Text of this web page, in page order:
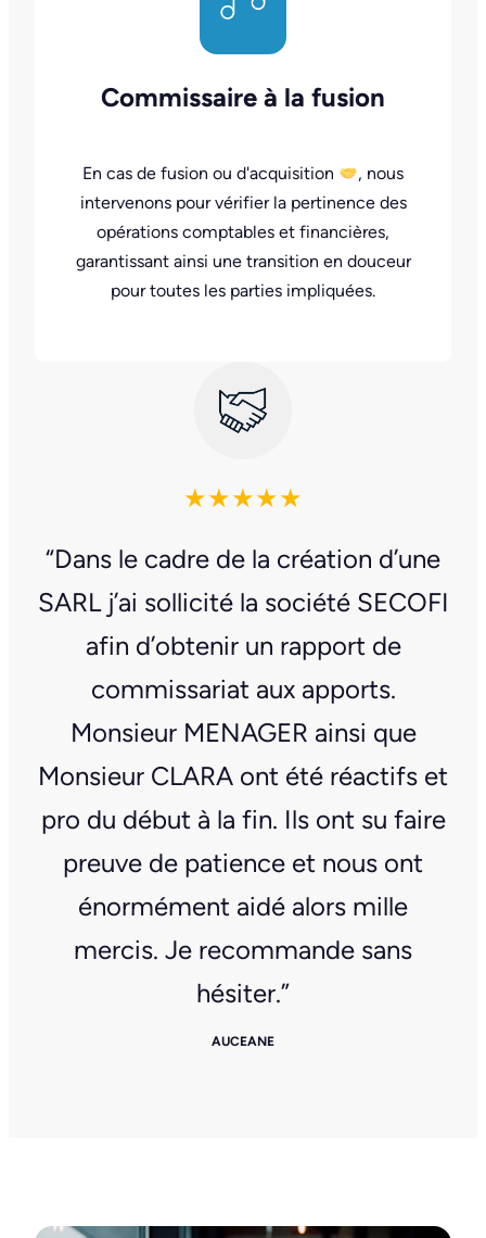
Commissaire à la fusion
En cas de fusion ou d'acquisition
, nous
intervenons pour vérifier la pertinence des
opérations comptables et financières,
garantissant ainsi une transition en douceur
pour toutes les parties impliquées.
★★★★★
“Dans le cadre de la création d’une
SARL j’ai sollicité la société SECOFI
afin d’obtenir un rapport de
commissariat aux apports.
Monsieur MENAGER ainsi que
Monsieur CLARA ont été réactifs et
pro du début à la fin. Ils ont su faire
preuve de patience et nous ont
énormément aidé alors mille
mercis. Je recommande sans
hésiter.”
AUCEANE